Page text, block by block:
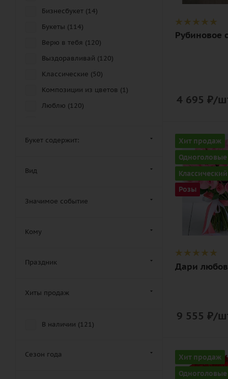
Описание
роза, лента,
упаковка
Рубиновое
4 695 ₽/
Хит продаж
Одноголовые
Классический
Розы
Количество
51
Цвет
нежный,
розовый
Описание
роза, лента
Дари
9 555 ₽/
Хит продаж
Одноголовые
Количество
25
Бизнесбукет (14)
Букеты (114)
Верю в тебя (120)
Выздоравливай (120)
Классические (50)
Композиции из цветов (1)
Люблю (120)
Обнимаю (120
Розы (107)
Траурные (
Шикарные (
Букет содержит:
Вид
Значимое событие
Кому
Праздник
Хиты продаж
В наличии (121)
Сезон года